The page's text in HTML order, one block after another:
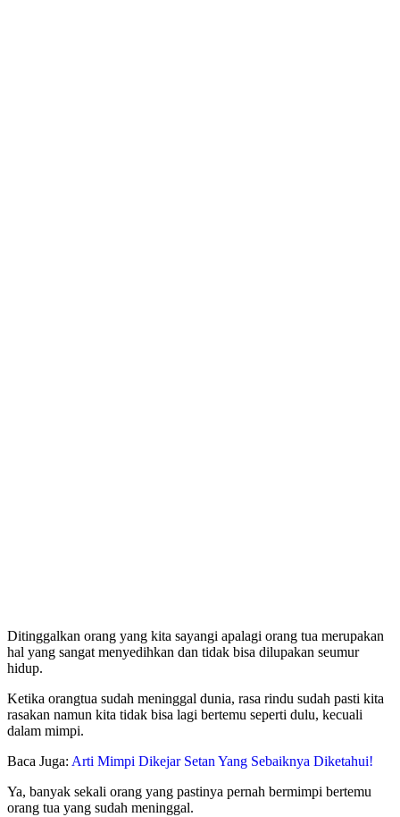
Ditinggalkan orang yang kita sayangi apalagi orang tua merupakan
hal yang sangat menyedihkan dan tidak bisa dilupakan seumur
hidup.
Ketika orangtua sudah meninggal dunia, rasa rindu sudah pasti kita
rasakan namun kita tidak bisa lagi bertemu seperti dulu, kecuali
dalam mimpi.
Baca Juga: Arti Mimpi Dikejar Setan Yang Sebaiknya Diketahui!
Ya, banyak sekali orang yang pastinya pernah bermimpi bertemu
orang tua yang sudah meninggal.